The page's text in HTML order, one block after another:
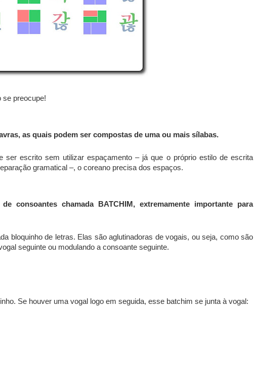
se preocupe!
as quais podem ser compostas de uma ou mais sílabas.
ser escrito sem utilizar espaçamento – já que o próprio estilo de escrita
gramatical –, o coreano precisa dos espaços.
consoantes chamada BATCHIM, extremamente importante para
bloquinho de letras. Elas são aglutinadoras de vogais, ou seja, como são
seguinte ou modulando a consoante seguinte.
Se houver uma vogal logo em seguida, esse batchim se junta à vogal: